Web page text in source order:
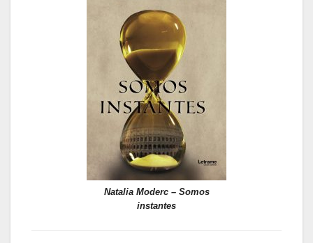
Natalia Moderc – Somos
instantes